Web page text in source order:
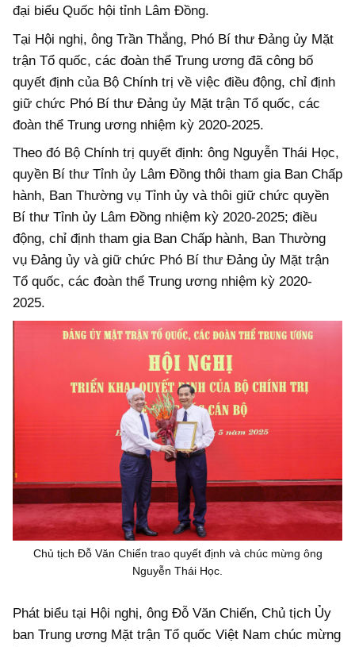
đại biểu Quốc hội tỉnh Lâm Đồng.
Tại Hội nghị, ông Trần Thắng, Phó Bí thư Đảng ủy Mặt
trận Tổ quốc, các đoàn thể Trung ương đã công bố
quyết định của Bộ Chính trị về việc điều động, chỉ định
giữ chức Phó Bí thư Đảng ủy Mặt trận Tổ quốc, các
đoàn thể Trung ương nhiệm kỳ 2020-2025.
Theo đó Bộ Chính trị quyết định: ông Nguyễn Thái Học,
quyền Bí thư Tỉnh ủy Lâm Đồng thôi tham gia Ban Chấp
hành, Ban Thường vụ Tỉnh ủy và thôi giữ chức quyền
Bí thư Tỉnh ủy Lâm Đồng nhiệm kỳ 2020-2025; điều
động, chỉ định tham gia Ban Chấp hành, Ban Thường
vụ Đảng ủy và giữ chức Phó Bí thư Đảng ủy Mặt trận
Tổ quốc, các đoàn thể Trung ương nhiệm kỳ 2020-
2025.
Chủ tịch Đỗ Văn Chiến trao quyết định và chúc mừng ông
Nguyễn Thái Học.
Phát biểu tại Hội nghị, ông Đỗ Văn Chiến, Chủ tịch Ủy
ban Trung ương Mặt trận Tổ quốc Việt Nam chúc mừng